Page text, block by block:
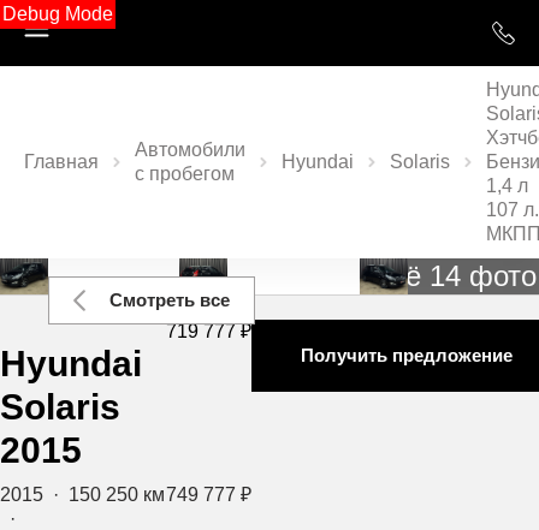
Debug Mode
Главная
Автомобили
с пробегом
Hyundai Solaris
1,4 л
107
Ещё 14 фото
Смотреть все
Hyundai
Solaris
2015
719 777 ₽
2015 · 150 250 км
·
749 777 ₽
Получить предложение